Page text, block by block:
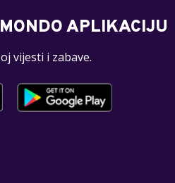
APLIKACIJU
vijesti i zabave.